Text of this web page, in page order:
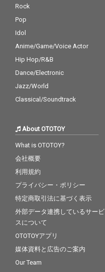
Rock
Pop
Idol
Anime/Game/Voice Actor
Hip Hop/R&B
Dance/Electronic
Jazz/World
Classical/Soundtrack
About OTOTOY
What is OTOTOY?
会社概要
利用規約
プライバシー・ポリシー
特定商取引法に基づく表示
外部データ連携しているサービ
スについて
OTOTOYアプリ
媒体資料と広告のご案内
Our Team